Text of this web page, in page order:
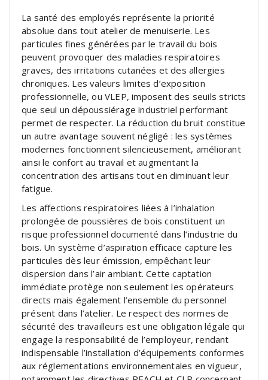
La santé des employés représente la priorité
absolue dans tout atelier de menuiserie. Les
particules fines générées par le travail du bois
peuvent provoquer des maladies respiratoires
graves, des irritations cutanées et des allergies
chroniques. Les valeurs limites d’exposition
professionnelle, ou VLEP, imposent des seuils stricts
que seul un dépoussiérage industriel performant
permet de respecter. La réduction du bruit constitue
un autre avantage souvent négligé : les systèmes
modernes fonctionnent silencieusement, améliorant
ainsi le confort au travail et augmentant la
concentration des artisans tout en diminuant leur
fatigue.
Les affections respiratoires liées à l’inhalation
prolongée de poussières de bois constituent un
risque professionnel documenté dans l’industrie du
bois. Un système d’aspiration efficace capture les
particules dès leur émission, empêchant leur
dispersion dans l’air ambiant. Cette captation
immédiate protège non seulement les opérateurs
directs mais également l’ensemble du personnel
présent dans l’atelier. Le respect des normes de
sécurité des travailleurs est une obligation légale qui
engage la responsabilité de l’employeur, rendant
indispensable l’installation d’équipements conformes
aux réglementations environnementales en vigueur,